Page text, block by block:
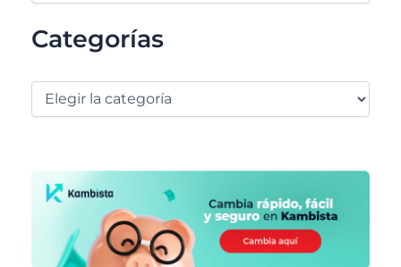
Categorías